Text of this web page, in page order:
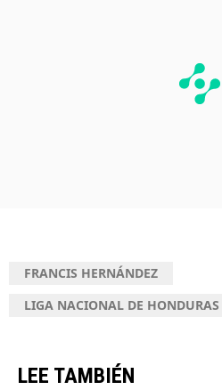
FRANCIS HERNÁNDEZ
LIGA NACIONAL DE HONDURAS
LEE TAMBIÉN